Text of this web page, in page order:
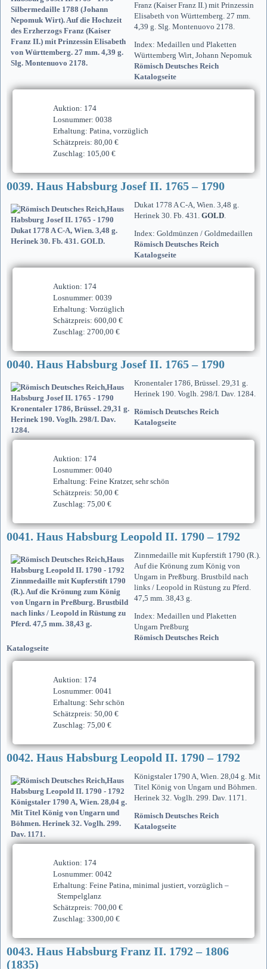
Franz (Kaiser Franz II.) mit Prinzessin
Elisabeth von Württemberg. 27 mm.
4,39 g. Slg. Montenuovo 2178.
Index: Medaillen und Plaketten
Württemberg Wirt, Johann Nepomuk
Römisch Deutsches Reich
Katalogseite
Auktion: 174
Losnummer: 0038
Erhaltung: Patina, vorzüglich
Schätzpreis: 80,00 €
Zuschlag: 105,00 €
0039. Haus Habsburg Josef II. 1765 – 1790
Dukat 1778 A C-A, Wien. 3,48 g.
Herinek 30. Fb. 431. GOLD.
Index: Goldmünzen / Goldmedaillen
Römisch Deutsches Reich
Katalogseite
Auktion: 174
Losnummer: 0039
Erhaltung: Vorzüglich
Schätzpreis: 600,00 €
Zuschlag: 2700,00 €
0040. Haus Habsburg Josef II. 1765 – 1790
Kronentaler 1786, Brüssel. 29,31 g.
Herinek 190. Voglh. 298/I. Dav. 1284.
Römisch Deutsches Reich
Katalogseite
Auktion: 174
Losnummer: 0040
Erhaltung: Feine Kratzer, sehr schön
Schätzpreis: 50,00 €
Zuschlag: 75,00 €
0041. Haus Habsburg Leopold II. 1790 – 1792
Zinnmedaille mit Kupferstift 1790 (R.).
Auf die Krönung zum König von
Ungarn in Preßburg. Brustbild nach
links / Leopold in Rüstung zu Pferd.
47,5 mm. 38,43 g.
Index: Medaillen und Plaketten
Ungarn Preßburg
Römisch Deutsches Reich
Katalogseite
Auktion: 174
Losnummer: 0041
Erhaltung: Sehr schön
Schätzpreis: 50,00 €
Zuschlag: 75,00 €
0042. Haus Habsburg Leopold II. 1790 – 1792
Königstaler 1790 A, Wien. 28,04 g. Mit
Titel König von Ungarn und Böhmen.
Herinek 32. Voglh. 299. Dav. 1171.
Römisch Deutsches Reich
Katalogseite
Auktion: 174
Losnummer: 0042
Erhaltung: Feine Patina, minimal justiert, vorzüglich –
Stempelglanz
Schätzpreis: 700,00 €
Zuschlag: 3300,00 €
0043. Haus Habsburg Franz II. 1792 – 1806
(1835)